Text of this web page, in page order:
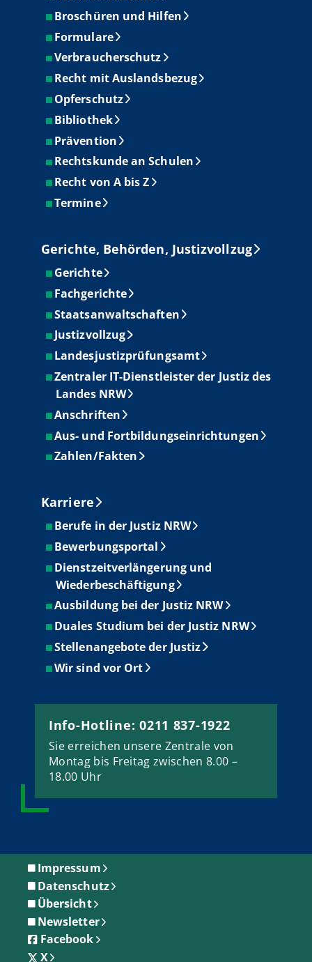
Broschüren und Hilfen
Formulare
Verbraucherschutz
Recht mit Auslandsbezug
Opferschutz
Bibliothek
Prävention
Rechtskunde an Schulen
Recht von A bis Z
Termine
Gerichte, Behörden, Justizvollzug
Gerichte
Fachgerichte
Staatsanwaltschaften
Justizvollzug
Landesjustizprüfungsamt
Zentraler IT-Dienstleister der Justiz des
Landes NRW
Anschriften
Aus- und Fortbildungseinrichtungen
Zahlen/Fakten
Karriere
Berufe in der Justiz NRW
Bewerbungsportal
Dienstzeitverlängerung und
Wiederbeschäftigung
Ausbildung bei der Justiz NRW
Duales Studium bei der Justiz NRW
Stellenangebote der Justiz
Wir sind vor Ort
Info-Hotline: 0211 837-1922
Sie erreichen unsere Zentrale von
Montag bis Freitag zwischen 8.00 –
18.00 Uhr
Impressum
Datenschutz
Übersicht
Newsletter
Facebook
X